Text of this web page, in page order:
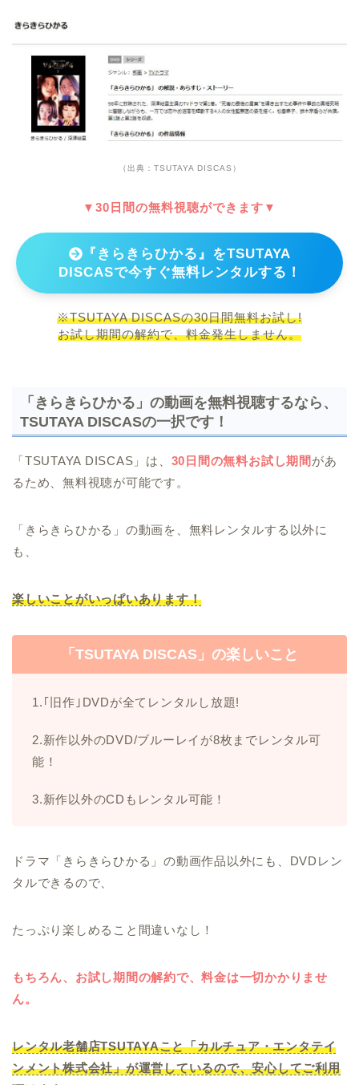
（出典：TSUTAYA DISCAS）
▼30日間の無料視聴ができます▼
『きらきらひかる』をTSUTAYA
DISCASで今すぐ無料レンタルする！
※TSUTAYA DISCASの30日間無料お試し!
お試し期間の解約で、料金発生しません。
「きらきらひかる」の動画を無料視聴するなら、
TSUTAYA DISCASの一択です！
「TSUTAYA DISCAS」は、 30日間の無料お試し期間 があ
るため、無料視聴が可能です。
「きらきらひかる」の動画を、無料レンタルする以外に
も、
楽しいことがいっぱいあります！
「TSUTAYA DISCAS」の楽しいこと
1.｢旧作｣DVDが全てレンタルし放題!
2.新作以外のDVD/ブルーレイが8枚までレンタル可
能！
3.新作以外のCDもレンタル可能！
ドラマ「きらきらひかる」の動画作品以外にも、DVDレン
タルできるので、
たっぷり楽しめること間違いなし！
もちろん、お試し期間の解約で、料金は一切かかりませ
ん。
レンタル老舗店TSUTAYAこと「カルチュア・エンタテイ
ンメント株式会社」が運営しているので、安心してご利用